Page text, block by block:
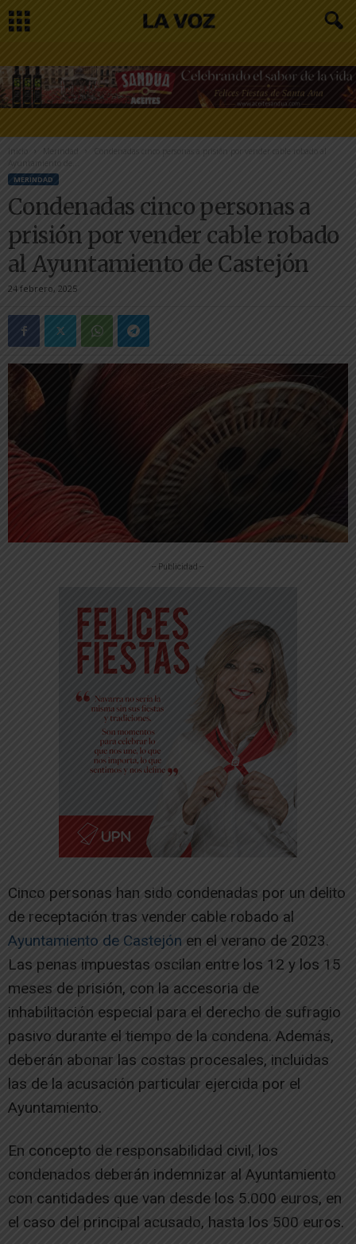
Inicio
Condenadas cinco personas a prisión por vender cable robado al
Ayuntamiento de...
MERINDAD
Condenadas cinco personas a
prisión por vender cable robado
al Ayuntamiento de Castejón
24 febrero, 2025
-- Publicidad --
Cinco personas han sido condenadas por un delito
de receptación tras vender cable robado al
Ayuntamiento de Castejón en el verano de 2023.
Las penas impuestas oscilan entre los 12 y los 15
meses de prisión, con la accesoria de
inhabilitación especial para el derecho de sufragio
pasivo durante el tiempo de la condena. Además,
deberán abonar las costas procesales, incluidas
las de la acusación particular ejercida por el
Ayuntamiento.
En concepto de responsabilidad civil, los
condenados deberán indemnizar al Ayuntamiento
con cantidades que van desde los 5.000 euros, en
el caso del principal acusado, hasta los 500 euros.